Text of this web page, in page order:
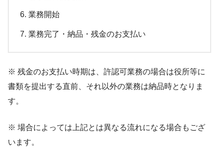
〒221-0835 横浜市神奈川区鶴屋町2丁目24の2 かなが
わ県民センター4階
建設業課横浜駐在事務所の公式サイト
業務開始
業務完了・納品・残金のお支払い
※ 残金のお支払い時期は、許認可業務の場合は役所等に
書類を提出する直前、それ以外の業務は納品時となりま
す。
※ 場合によっては上記とは異なる流れになる場合もござ
います。